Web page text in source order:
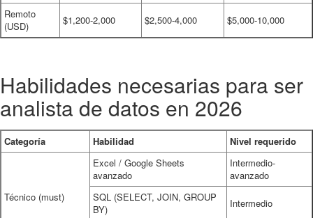
Remoto
(USD)
$1,200-2,000 $2,500-4,000 $5,000-10,000
Habilidades necesarias para ser
analista de datos en 2026
Categoría Habilidad Nivel requerido
Técnico (must)
Excel / Google Sheets
avanzado
Intermedio-
avanzado
SQL (SELECT, JOIN, GROUP
BY)
Intermedio